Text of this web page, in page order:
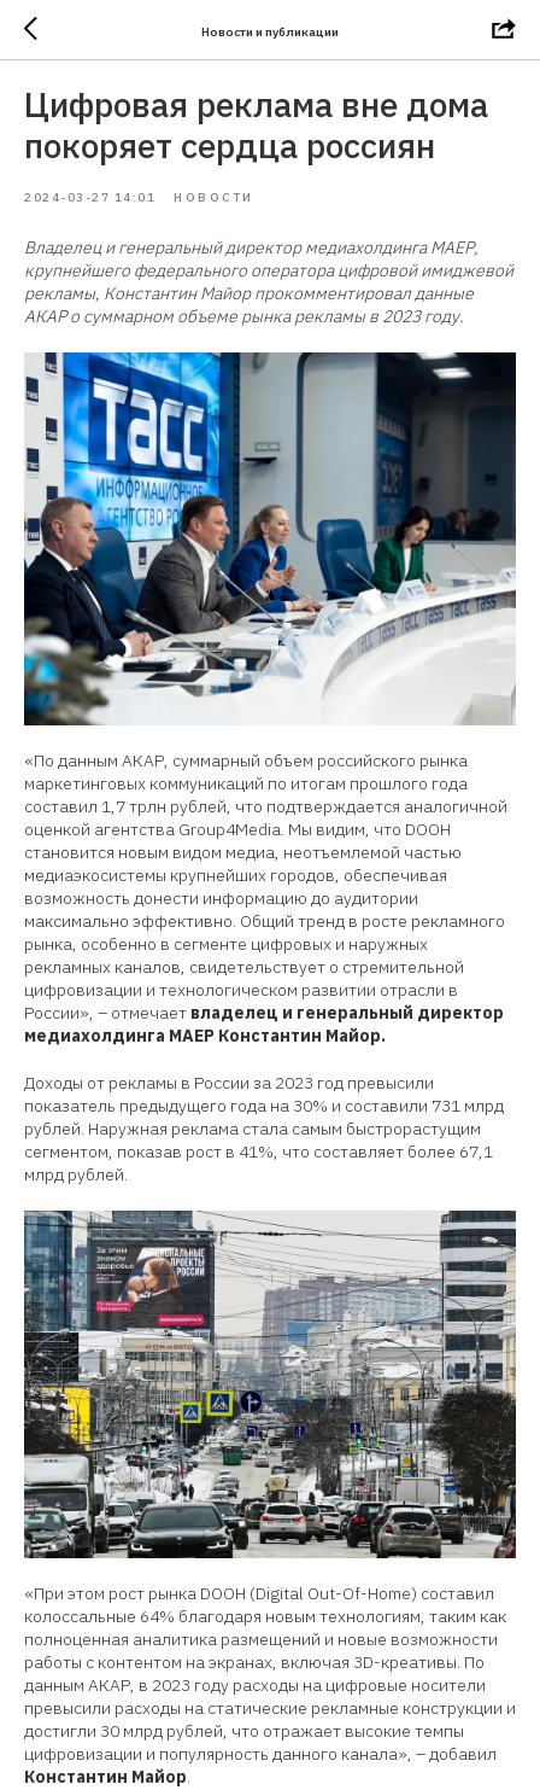
Новости и публикации
Цифровая реклама вне дома
покоряет сердца россиян
2024-03-27 14:01 НОВОСТИ
Владелец и генеральный директор медиахолдинга МАЕР,
крупнейшего федерального оператора цифровой имиджевой
рекламы, Константин Майор прокомментировал данные
АКАР о суммарном объеме рынка рекламы в 2023 году.
«По данным АКАР, суммарный объем российского рынка
маркетинговых коммуникаций по итогам прошлого года
составил 1,7 трлн рублей, что подтверждается аналогичной
оценкой агентства Group4Media. Мы видим, что DOOH
становится новым видом медиа, неотъемлемой частью
медиаэкосистемы крупнейших городов, обеспечивая
возможность донести информацию до аудитории
максимально эффективно. Общий тренд в росте рекламного
рынка, особенно в сегменте цифровых и наружных
рекламных каналов, свидетельствует о стремительной
цифровизации и технологическом развитии отрасли в
России», – отмечает владелец и генеральный директор
медиахолдинга МАЕР Константин Майор.
Доходы от рекламы в России за 2023 год превысили
показатель предыдущего года на 30% и составили 731 млрд
рублей. Наружная реклама стала самым быстрорастущим
сегментом, показав рост в 41%, что составляет более 67,1
млрд рублей.
«При этом рост рынка DOOH (Digital Out-Of-Home) составил
колоссальные 64% благодаря новым технологиям, таким как
полноценная аналитика размещений и новые возможности
работы с контентом на экранах, включая 3D-креативы. По
данным АКАР, в 2023 году расходы на цифровые носители
превысили расходы на статические рекламные конструкции и
достигли 30 млрд рублей, что отражает высокие темпы
цифровизации и популярность данного канала», – добавил
Константин Майор.